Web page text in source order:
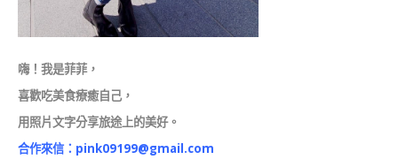
嗨！我是菲菲，
喜歡吃美食療癒自己，
用照片文字分享旅途上的美好。
合作來信： pink09199@gmail.com